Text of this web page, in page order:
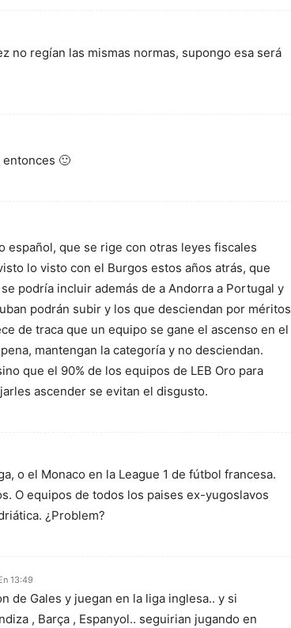
no regían las mismas normas, supongo esa será
entonces 🙂
español, que se rige con otras leyes fiscales
lo visto con el Burgos estos años atrás, que
podría incluir además de a Andorra a Portugal y
podrán subir y los que desciendan por méritos
de traca que un equipo se gane el ascenso en el
mantengan la categoría y no desciendan.
que el 90% de los equipos de LEB Oro para
ascender se evitan el disgusto.
o el Monaco en la League 1 de fútbol francesa.
O equipos de todos los paises ex-yugoslavos
¿Problem?
13:49
de Gales y juegan en la liga inglesa.. y si
, Barça , Espanyol.. seguirian jugando en